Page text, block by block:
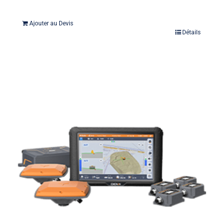
Ajouter au Devis
Détails